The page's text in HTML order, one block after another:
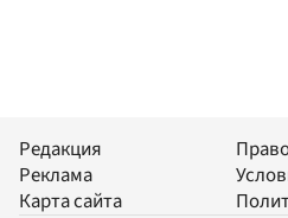
Редакция
Реклама
Карта сайта